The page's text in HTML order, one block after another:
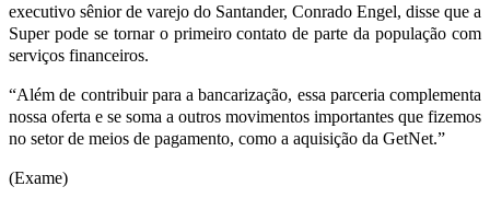
executivo sênior de varejo do Santander, Conrado Engel, disse que a
Super pode se tornar o primeiro contato de parte da população com
serviços financeiros.
“Além de contribuir para a bancarização, essa parceria complementa
nossa oferta e se soma a outros movimentos importantes que fizemos
no setor de meios de pagamento, como a aquisição da GetNet.”
(Exame)